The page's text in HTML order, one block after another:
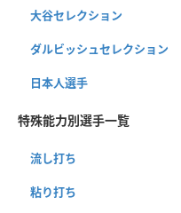
大谷セレクション
ダルビッシュセレクション
日本人選手
特殊能力別選手一覧
流し打ち
粘り打ち